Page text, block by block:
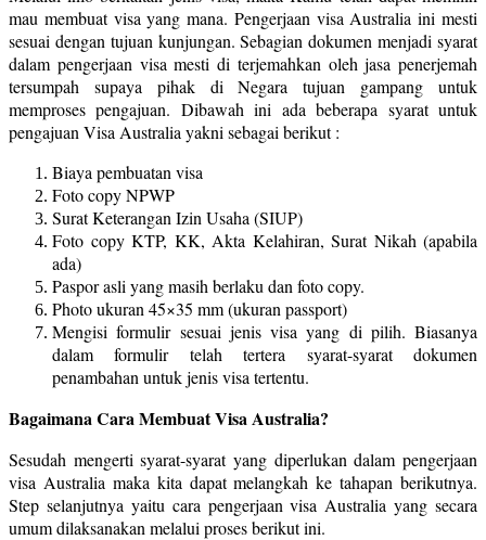
mau membuat visa yang mana. Pengerjaan visa Australia ini mesti
sesuai dengan tujuan kunjungan. Sebagian dokumen menjadi syarat
dalam pengerjaan visa mesti di terjemahkan oleh jasa penerjemah
tersumpah supaya pihak di Negara tujuan gampang untuk
memproses pengajuan. Dibawah ini ada beberapa syarat untuk
pengajuan Visa Australia yakni sebagai berikut :
Biaya pembuatan visa
Foto copy NPWP
Surat Keterangan Izin Usaha (SIUP)
Foto copy KTP, KK, Akta Kelahiran, Surat Nikah (apabila
ada)
Paspor asli yang masih berlaku dan foto copy.
Photo ukuran 45×35 mm (ukuran passport)
Mengisi formulir sesuai jenis visa yang di pilih. Biasanya
dalam formulir telah tertera syarat-syarat dokumen
penambahan untuk jenis visa tertentu.
Bagaimana Cara Membuat Visa Australia?
Sesudah mengerti syarat-syarat yang diperlukan dalam pengerjaan
visa Australia maka kita dapat melangkah ke tahapan berikutnya.
Step selanjutnya yaitu cara pengerjaan visa Australia yang secara
umum dilaksanakan melalui proses berikut ini.